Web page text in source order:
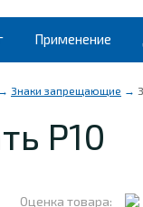
Применение
→ Знаки запрещающие →
Р10
Оценка товара: